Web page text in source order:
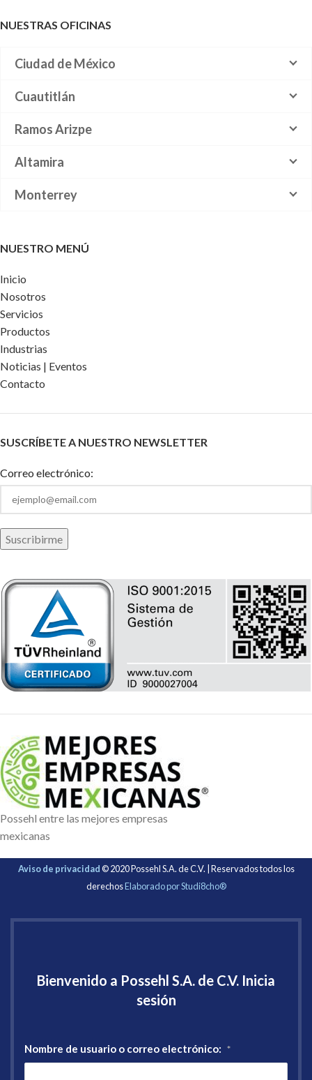
NUESTRAS OFICINAS
Ciudad de México
Cuautitlán
Ramos Arizpe
Altamira
Monterrey
NUESTRO MENÚ
Inicio
Nosotros
Servicios
Productos
Industrias
Noticias | Eventos
Contacto
SUSCRÍBETE A NUESTRO NEWSLETTER
Correo electrónico:
Possehl entre las mejores empresas
mexicanas
Aviso de privacidad© 2020 Possehl S.A. de C.V. | Reservados todos los
derechosElaborado por Studi8cho®
Bienvenido a Possehl S.A. de C.V. Inicia
sesión
Nombre de usuario o correo electrónico: *